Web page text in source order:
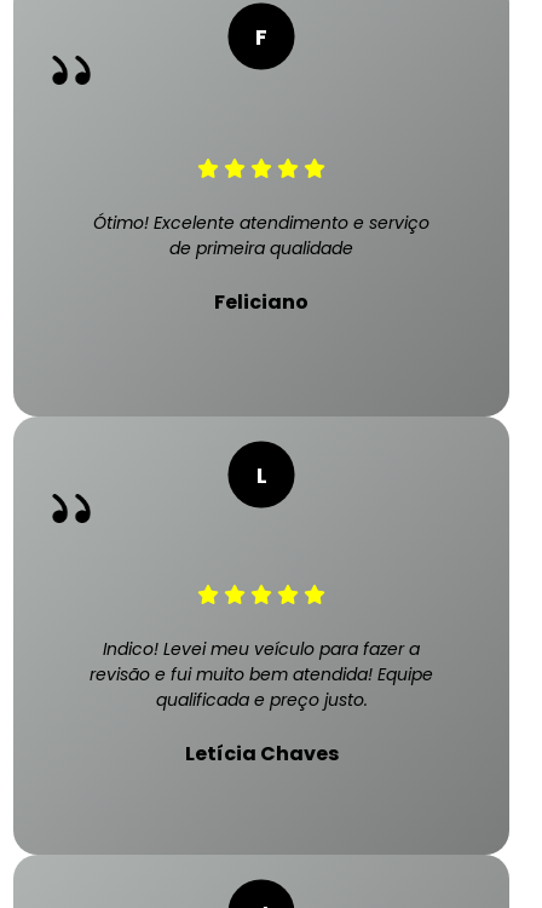
Ótimo! Excelente atendimento e serviço
de primeira qualidade
Feliciano
Indico! Levei meu veículo para fazer a
revisão e fui muito bem atendida! Equipe
qualificada e preço justo.
Letícia Chaves